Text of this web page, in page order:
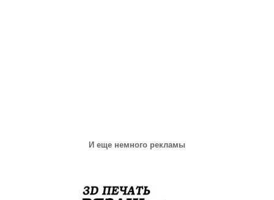
И еще немного рекламы